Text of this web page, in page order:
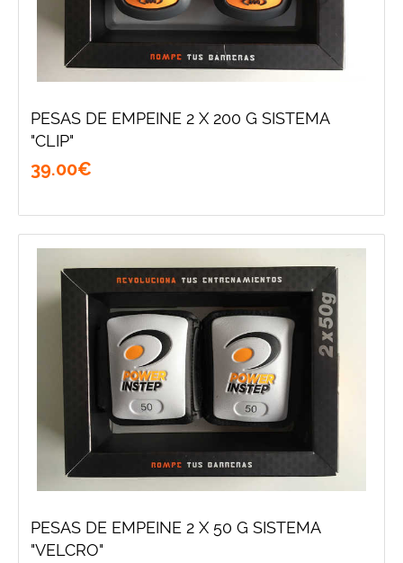
PESAS DE EMPEINE 2 X 200 G SISTEMA
"CLIP"
39.00€
PESAS DE EMPEINE 2 X 50 G SISTEMA
"VELCRO"